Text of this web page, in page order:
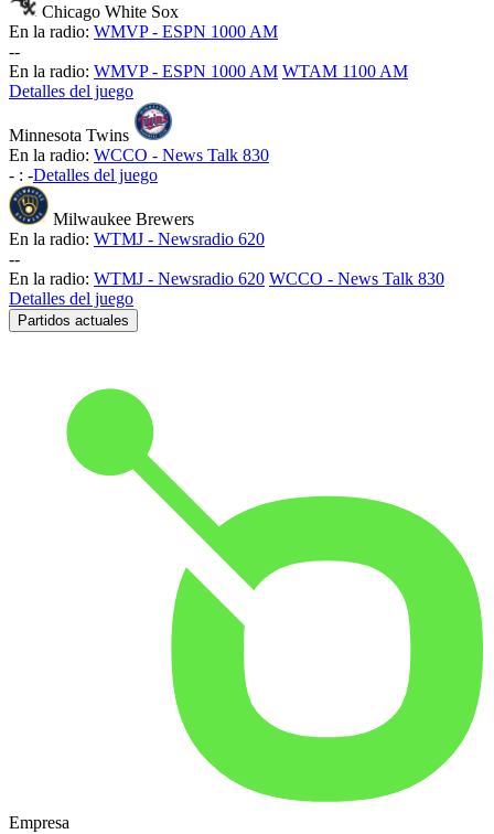
Chicago White Sox
En la radio: WMVP - ESPN 1000 AM
--
En la radio: WMVP - ESPN 1000 AM WTAM 1100 AM
Detalles del juego
Minnesota Twins
En la radio: WCCO - News Talk 830
- : -Detalles del juego
Milwaukee Brewers
En la radio: WTMJ - Newsradio 620
--
En la radio: WTMJ - Newsradio 620 WCCO - News Talk 830
Detalles del juego
Partidos actuales
Empresa